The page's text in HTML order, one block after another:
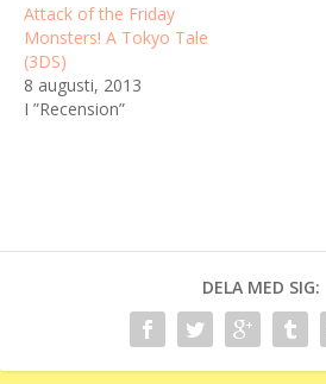
Attack of the Friday
Monsters! A Tokyo Tale
(3DS)
8 augusti, 2013
I ”Recension”
DELA MED SIG: